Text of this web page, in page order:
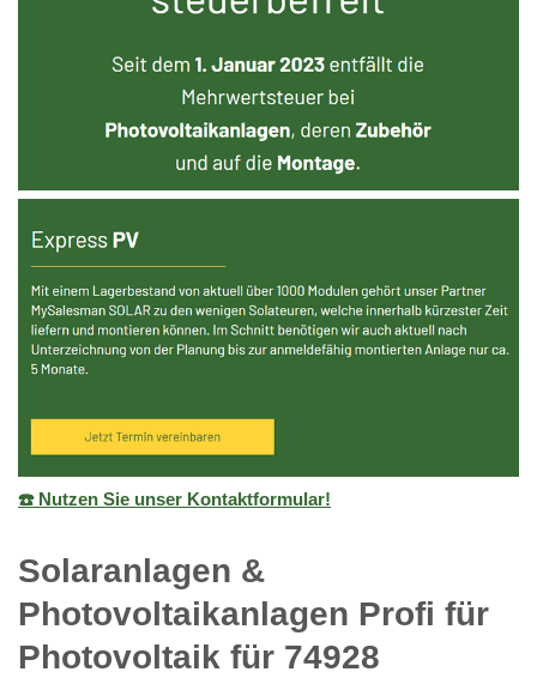
☎️ Nutzen Sie unser Kontaktformular!
Solaranlagen &
Photovoltaikanlagen Profi für
Photovoltaik für 74928